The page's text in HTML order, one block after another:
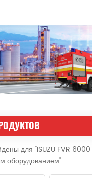
автомобилям с 1990
English
Deutsch русский
português
العربية 日本語
한국의 Türkçe
для "ISUZU FVR
оборудованием"